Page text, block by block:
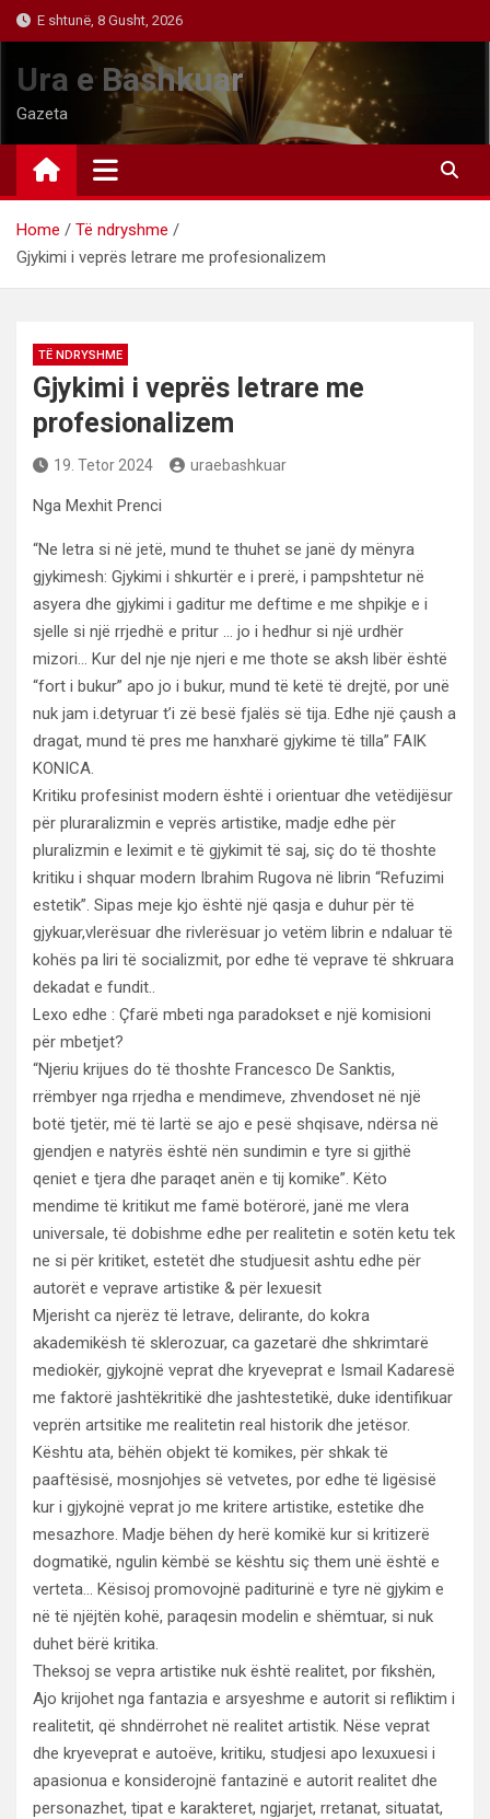
Skip
to
content
E shtunë, 8 Gusht, 2026
Ura e Bashkuar
Gazeta
Home
Të ndryshme
Gjykimi i veprës letrare me profesionalizem
TË NDRYSHME
Gjykimi i veprës letrare me
profesionalizem
19. Tetor 2024 uraebashkuar
Nga Mexhit Prenci
“Ne letra si në jetë, mund te thuhet se janë dy mënyra
gjykimesh: Gjykimi i shkurtër e i prerë, i pampshtetur në
asyera dhe gjykimi i gaditur me deftime e me shpikje e i
sjelle si një rrjedhë e pritur … jo i hedhur si një urdhër
mizori… Kur del nje nje njeri e me thote se aksh libër është
“fort i bukur” apo jo i bukur, mund të ketë të drejtë, por unë
nuk jam i.detyruar t’i zë besë fjalës së tija. Edhe një çaush a
dragat, mund të pres me hanxharë gjykime të tilla” FAIK
KONICA.
Kritiku profesinist modern është i orientuar dhe vetëdijësur
për pluraralizmin e veprës artistike, madje edhe për
pluralizmin e leximit e të gjykimit të saj, siç do të thoshte
kritiku i shquar modern Ibrahim Rugova në librin “Refuzimi
estetik”. Sipas meje kjo është një qasja e duhur për të
gjykuar,vlerësuar dhe rivlerësuar jo vetëm librin e ndaluar të
kohës pa liri të socializmit, por edhe të veprave të shkruara
dekadat e fundit..
Lexo edhe : Çfarë mbeti nga paradokset e një komisioni
për mbetjet?
“Njeriu krijues do të thoshte Francesco De Sanktis,
rrëmbyer nga rrjedha e mendimeve, zhvendoset në një
botë tjetër, më të lartë se ajo e pesë shqisave, ndërsa në
gjendjen e natyrës është nën sundimin e tyre si gjithë
qeniet e tjera dhe paraqet anën e tij komike”. Këto
mendime të kritikut me famë botërorë, janë me vlera
universale, të dobishme edhe per realitetin e sotën ketu tek
ne si për kritiket, estetët dhe studjuesit ashtu edhe për
autorët e veprave artistike & për lexuesit
Mjerisht ca njerëz të letrave, delirante, do kokra
akademikësh të sklerozuar, ca gazetarë dhe shkrimtarë
mediokër, gjykojnë veprat dhe kryeveprat e Ismail Kadaresë
me faktorë jashtëkritikë dhe jashtestetikë, duke identifikuar
veprën artsitike me realitetin real historik dhe jetësor.
Kështu ata, bëhën objekt të komikes, për shkak të
paaftësisë, mosnjohjes së vetvetes, por edhe të ligësisë
kur i gjykojnë veprat jo me kritere artistike, estetike dhe
mesazhore. Madje bëhen dy herë komikë kur si kritizerë
dogmatikë, ngulin këmbë se kështu siç them unë është e
verteta… Kësisoj promovojnë paditurinë e tyre në gjykim e
në të njëjtën kohë, paraqesin modelin e shëmtuar, si nuk
duhet bërë kritika.
Theksoj se vepra artistike nuk është realitet, por fikshën,
Ajo krijohet nga fantazia e arsyeshme e autorit si refliktim i
realitetit, që shndërrohet në realitet artistik. Nëse veprat
dhe kryeveprat e autoëve, kritiku, studjesi apo lexuxuesi i
apasionua e konsiderojnë fantazinë e autorit realitet dhe
personazhet, tipat e karakteret, ngjarjet, rretanat, situatat,